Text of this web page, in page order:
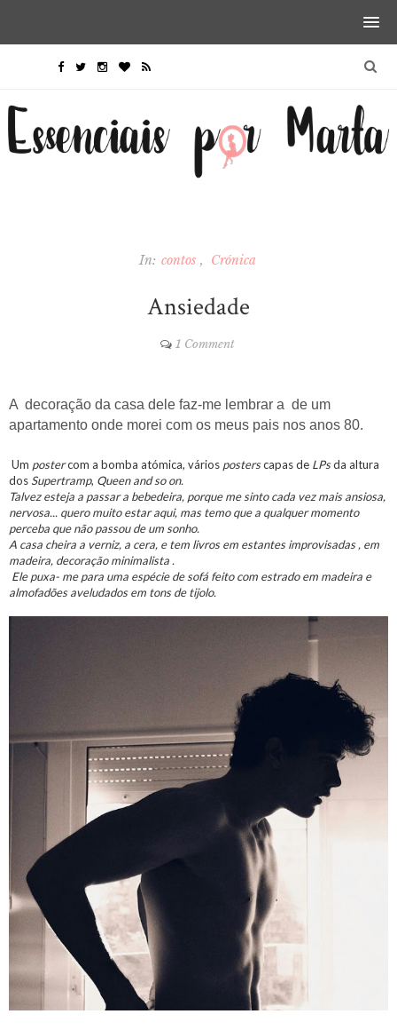
In: contos Crónica
Ansiedade
1 Comment
A decoração da casa dele faz-me lembrar a de um
apartamento onde morei com os meus pais nos anos 80.
Um postercom a bomba atómica, vários posterscapas de LPsda altura
dos Supertramp, Queen and so on.
Talvez esteja a passar a bebedeira, porque me sinto cada vez mais ansiosa,
nervosa... quero muito estar aqui, mas temo que a qualquer momento
perceba que não passou de um sonho.
A casa cheira a verniz, a cera, e tem livros em estantes improvisadas , em
madeira, decoração minimalista .
Ele puxa- me para uma espécie de sofá feito com estrado em madeira e
almofadões aveludados em tons de tijolo.